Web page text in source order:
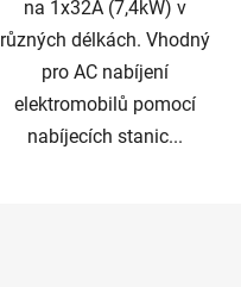
na 1x32A (7,4kW) v
různých délkách. Vhodný
pro AC nabíjení
elektromobilů pomocí
nabíjecích stanic...